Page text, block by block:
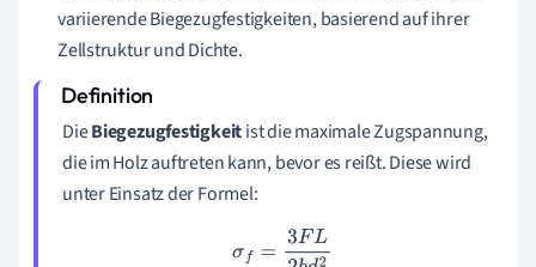
variierende Biegezugfestigkeiten, basierend auf ihrer
Zellstruktur und Dichte.
DieBiegezugfestigkeitist die maximale Zugspannung,
die im Holz auftreten kann, bevor es reißt. Diese wird
unter Einsatz der Formel:
σf=3F L2bd2